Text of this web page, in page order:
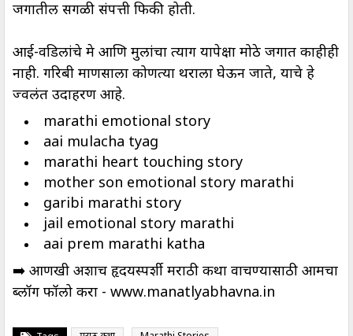
जगातील सगळी संपत्ती फिकी होती.
आई-वडिलांचे प्रेम आणि मुलांचा त्याग यापेक्षा मोठे जगात काहीही
नाही. गरिबी माणसाला कोणत्या थराला घेऊन जाते, याचे हे
ज्वलंत उदाहरण आहे.
marathi emotional story
aai mulacha tyag
marathi heart touching story
mother son emotional story marathi
garibi marathi story
jail emotional story marathi
aai prem marathi katha
➡️ आणखी अशाच हृदयस्पर्शी मराठी कथा वाचण्यासाठी आमचा
ब्लॉग फॉलो करा - www.manatlyabhavna.in